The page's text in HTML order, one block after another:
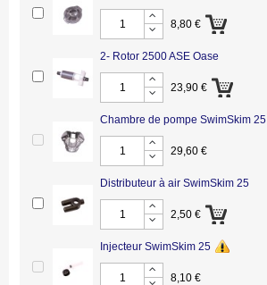
8,80 €
2- Rotor 2500 ASE Oase
23,90 €
Chambre de pompe SwimSkim 25
29,60 €
Distributeur à air SwimSkim 25
2,50 €
Injecteur SwimSkim 25
8,10 €